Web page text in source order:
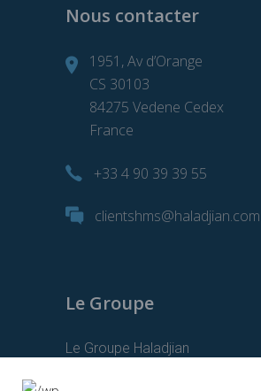
Nous contacter
1951, Av d’Orange
CS 30103
84275 Vedene Cedex
France
+33 4 90 39 39 55
clientshms@haladjian.com
Le Groupe
Le Groupe Haladjian